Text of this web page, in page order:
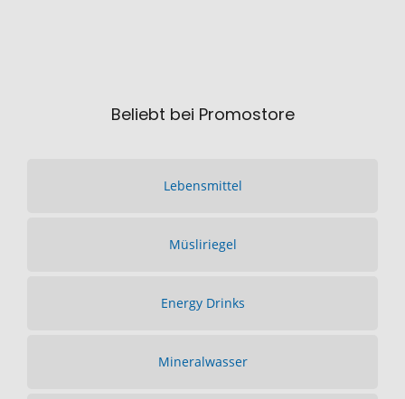
Beliebt bei Promostore
Lebensmittel
Müsliriegel
Energy Drinks
Mineralwasser